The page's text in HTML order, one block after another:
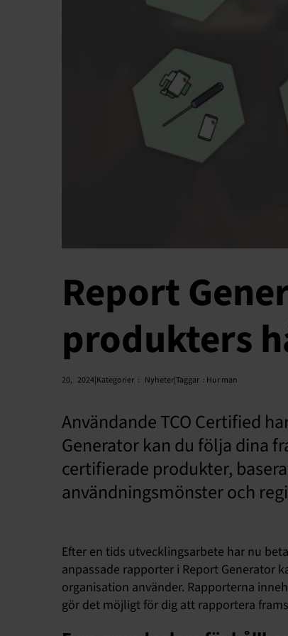
Report
produkters
20, 2024|Kategorier : Nyheter|Taggar : Hur man
Användande TCO Certified
Generator kan du följa dina
certifierade produkter,
användningsmönster och
Efter en tids utvecklingsarbete har nu
anpassade rapporter i Report Generator
organisation använder. Rapporterna
gör det möjligt för dig att rapportera